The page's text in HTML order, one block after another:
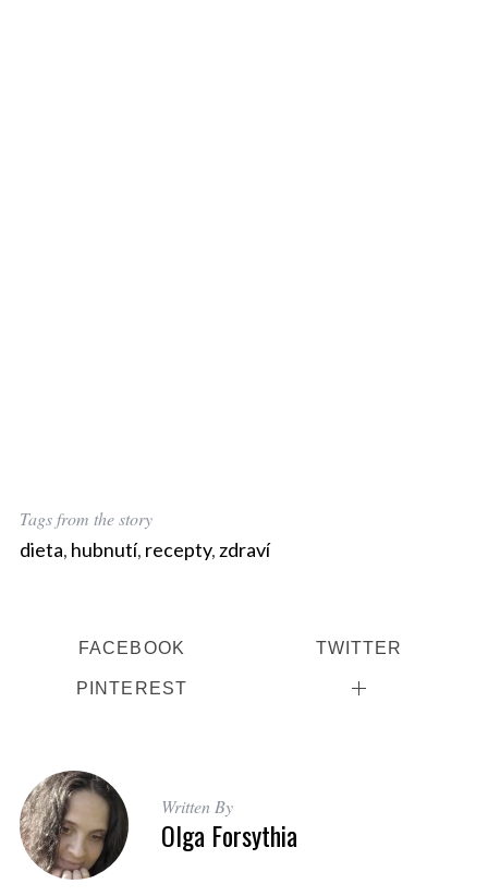
Tags from the story
dieta, hubnutí, recepty, zdraví
FACEBOOK TWITTER
PINTEREST
Written By
Olga Forsythia